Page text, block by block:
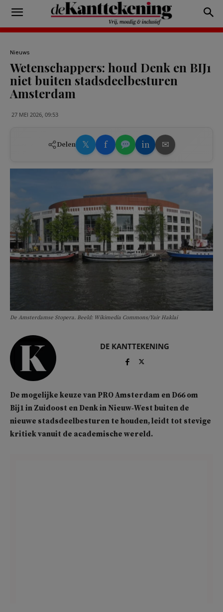
Nieuws
Wetenschappers: houd Denk en BIJ1
niet buiten stadsdeelbesturen
Amsterdam
27 MEI 2026, 09:53
Delen 𝕏 f in ✉
De Amsterdamse Stopera. Beeld: Wikimedia Commons/Yair Haklai
DE KANTTEKENING
De mogelijke keuze van PRO Amsterdam en D66 om
Bij1 in Zuidoost en Denk in Nieuw‑West buiten de
nieuwe stadsdeelbesturen te houden, leidt tot stevige
kritiek vanuit de academische wereld.